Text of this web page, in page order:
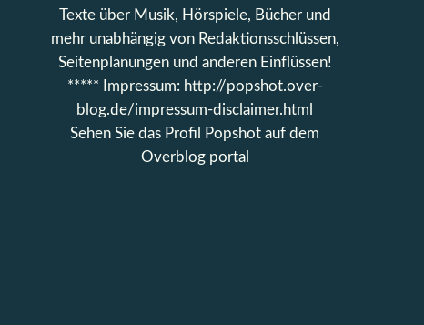
Texte über Musik, Hörspiele, Bücher und
mehr unabhängig von Redaktionsschlüssen,
Seitenplanungen und anderen Einflüssen!
***** Impressum: http://popshot.over-
blog.de/impressum-disclaimer.html
Sehen Sie das Profil
Popshot auf dem
Overblog portal